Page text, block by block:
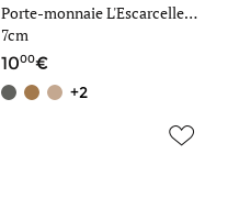
Porte-monnaie L'Escarcelle Vintage cuir
7cm
1000
+2